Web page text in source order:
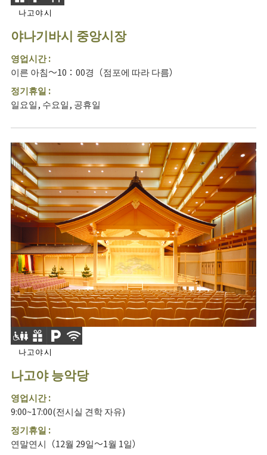
나고야시
야나기바시 중앙시장
영업시간 :
이른 아침～10：00경（점포에 따라 다름）
정기휴일 :
일요일, 수요일, 공휴일
나고야시
나고야 능악당
영업시간 :
9:00~17:00(전시실 견학 자유)
정기휴일 :
연말연시（12월 29일～1월 1일）